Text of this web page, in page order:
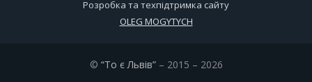
Розробка та техпідтримка сайту
OLEG MOGYTYCH
© “То є Львів”– 2015 – 2026